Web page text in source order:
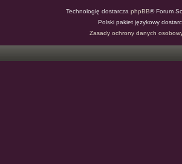
Technologię dostarcza phpBB® Forum
Polski pakiet językowy
Zasady ochrony danych